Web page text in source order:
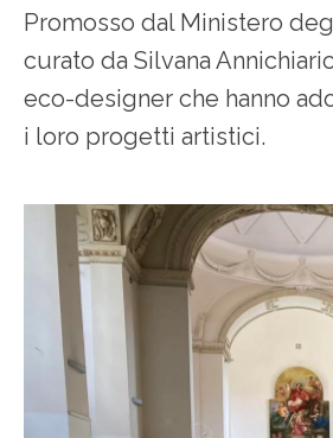
Promosso dal Ministero
curato da Silvana
eco-designer che hanno
i loro progetti artistici.